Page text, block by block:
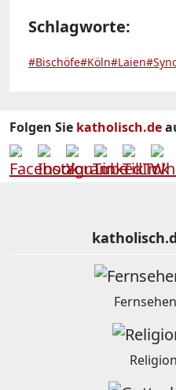
Schlagworte:
#Bischöfe#Köln#Laien
Folgen Sie katholisch.de